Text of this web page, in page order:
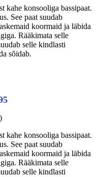
kahe konsooliga bassipaat.
See paat suudab
koormaid ja läbida
Rääkimata selle
selle kindlasti
sõidab.
kahe konsooliga bassipaat.
See paat suudab
koormaid ja läbida
Rääkimata selle
selle kindlasti